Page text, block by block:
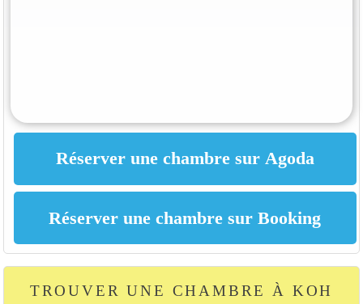
TROUVER UNE CHAMBRE À KOH